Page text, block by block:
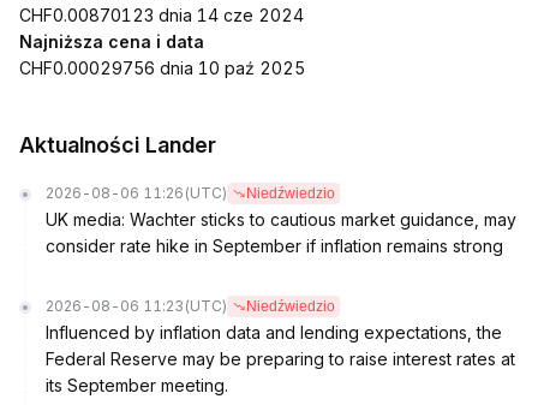
CHF0.00870123 dnia 14 cze 2024
Najniższa cena i data
CHF0.00029756 dnia 10 paź 2025
Aktualności Lander
2026-08-06 11:26 (UTC) Niedźwiedzio
UK media: Wachter sticks to cautious market guidance, may
consider rate hike in September if inflation remains strong
2026-08-06 11:23 (UTC) Niedźwiedzio
Influenced by inflation data and lending expectations, the
Federal Reserve may be preparing to raise interest rates at
its September meeting.